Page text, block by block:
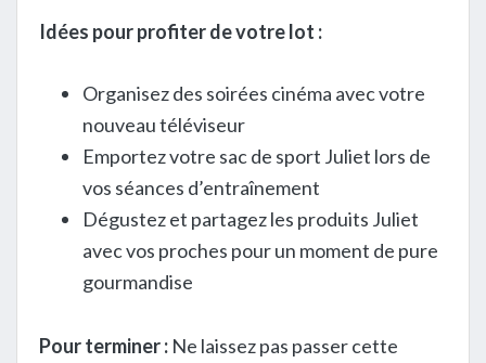
Idées pour profiter de votre lot :
Organisez des soirées cinéma avec votre
nouveau téléviseur
Emportez votre sac de sport Juliet lors de
vos séances d’entraînement
Dégustez et partagez les produits Juliet
avec vos proches pour un moment de pure
gourmandise
Pour terminer : Ne laissez pas passer cette